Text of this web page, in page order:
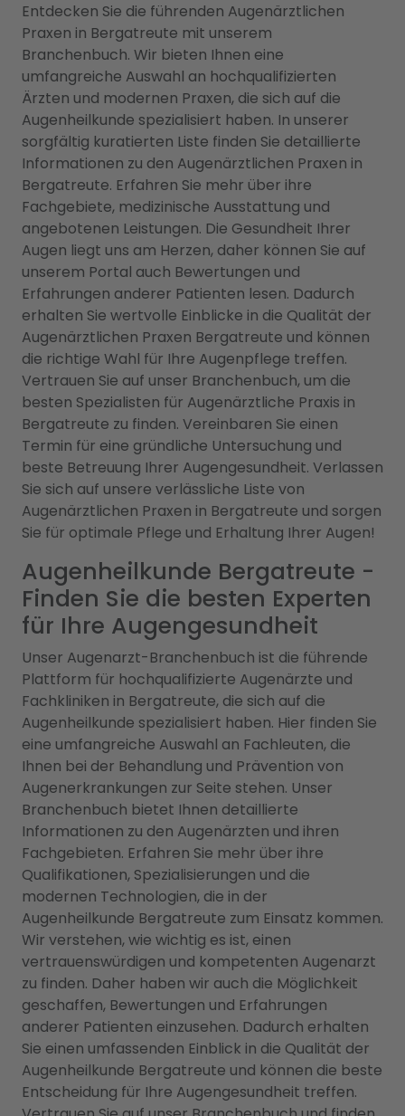
Entdecken Sie die führenden Augenärztlichen
Praxen in Bergatreute mit unserem
Branchenbuch. Wir bieten Ihnen eine
umfangreiche Auswahl an hochqualifizierten
Ärzten und modernen Praxen, die sich auf die
Augenheilkunde spezialisiert haben. In unserer
sorgfältig kuratierten Liste finden Sie detaillierte
Informationen zu den Augenärztlichen Praxen in
Bergatreute. Erfahren Sie mehr über ihre
Fachgebiete, medizinische Ausstattung und
angebotenen Leistungen. Die Gesundheit Ihrer
Augen liegt uns am Herzen, daher können Sie auf
unserem Portal auch Bewertungen und
Erfahrungen anderer Patienten lesen. Dadurch
erhalten Sie wertvolle Einblicke in die Qualität der
Augenärztlichen Praxen Bergatreute und können
die richtige Wahl für Ihre Augenpflege treffen.
Vertrauen Sie auf unser Branchenbuch, um die
besten Spezialisten für Augenärztliche Praxis in
Bergatreute zu finden. Vereinbaren Sie einen
Termin für eine gründliche Untersuchung und
beste Betreuung Ihrer Augengesundheit. Verlassen
Sie sich auf unsere verlässliche Liste von
Augenärztlichen Praxen in Bergatreute und sorgen
Sie für optimale Pflege und Erhaltung Ihrer Augen!
Augenheilkunde Bergatreute -
Finden Sie die besten Experten
für Ihre Augengesundheit
Unser Augenarzt-Branchenbuch ist die führende
Plattform für hochqualifizierte Augenärzte und
Fachkliniken in Bergatreute, die sich auf die
Augenheilkunde spezialisiert haben. Hier finden Sie
eine umfangreiche Auswahl an Fachleuten, die
Ihnen bei der Behandlung und Prävention von
Augenerkrankungen zur Seite stehen. Unser
Branchenbuch bietet Ihnen detaillierte
Informationen zu den Augenärzten und ihren
Fachgebieten. Erfahren Sie mehr über ihre
Qualifikationen, Spezialisierungen und die
modernen Technologien, die in der
Augenheilkunde Bergatreute zum Einsatz kommen.
Wir verstehen, wie wichtig es ist, einen
vertrauenswürdigen und kompetenten Augenarzt
zu finden. Daher haben wir auch die Möglichkeit
geschaffen, Bewertungen und Erfahrungen
anderer Patienten einzusehen. Dadurch erhalten
Sie einen umfassenden Einblick in die Qualität der
Augenheilkunde Bergatreute und können die beste
Entscheidung für Ihre Augengesundheit treffen.